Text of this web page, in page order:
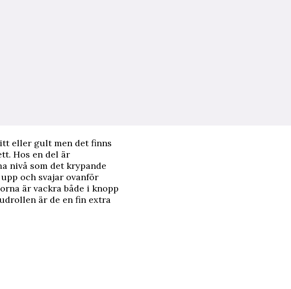
eller gult men det finns
Hos en del är
nivå som det krypande
och svajar ovanför
är vackra både i knopp
är de en fin extra